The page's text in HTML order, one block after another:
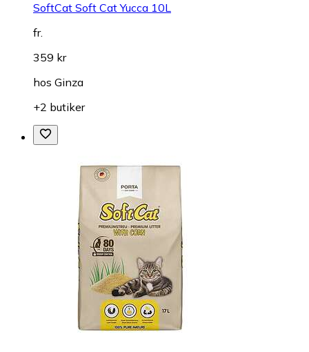
SoftCat Soft Cat Yucca 10L
fr.
359 kr
hos Ginza
+2 butiker